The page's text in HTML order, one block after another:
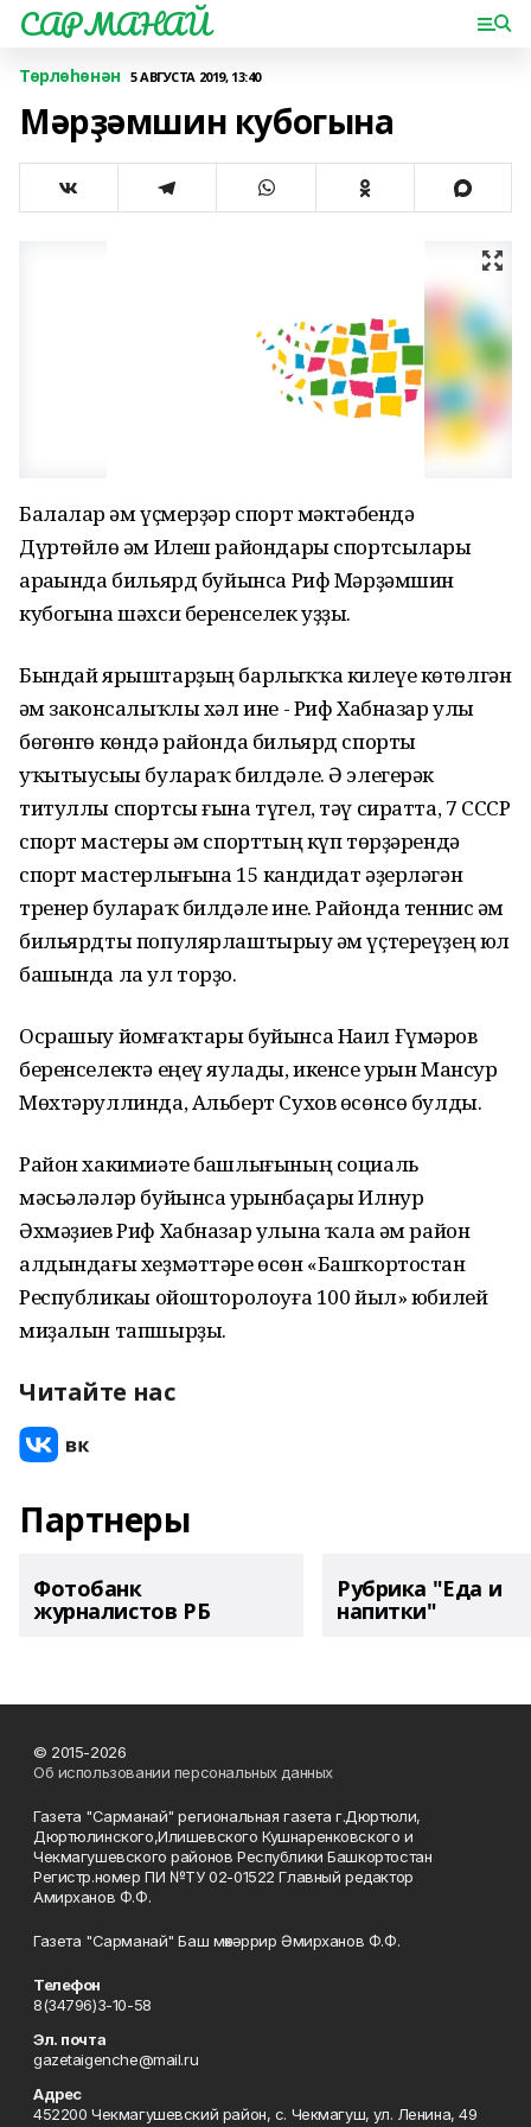
САРМАНАЙ
Төрлөһөнән 5 АВГУСТА 2019, 13:40
Мәрҙәмшин кубогына
Балалар һәм үҫмерҙәр спорт мәктәбендә
Дүртөйлө һәм Илеш райондары спортсылары
араһында бильярд буйынса Риф Мәрҙәмшин
кубогына шәхси беренселек уҙҙы.
Бындай ярыштарҙың барлыҡҡа килеүе көтөлгән
һәм законсалыҡлы хәл ине - Риф Хабназар улы
бөгөнгө көндә районда бильярд спорты
уҡытыусыһы булараҡ билдәле. Ә элегерәк
титуллы спортсы ғына түгел, тәү сиратта, 7 СССР
спорт мастеры һәм спорттың күп төрҙәрендә
спорт мастерлығына 15 кандидат әҙерләгән
тренер булараҡ билдәле ине. Районда теннис һәм
бильярдты популярлаштырыу һәм үҫтереүҙең юл
башында ла ул торҙо.
Осрашыу йомғаҡтары буйынса Наил Ғүмәров
беренселектә еңеү яулады, икенсе урын Мансур
Мөхтәруллинда, Альберт Сухов өсөнсө булды.
Район хакимиәте башлығының социаль
мәсьәләләр буйынса урынбаҫары Илнур
Әхмәҙиев Риф Хабназар улына ҡала һәм район
алдындағы хеҙмәттәре өсөн «Башҡортостан
Республикаһы ойошторолоуға 100 йыл» юбилей
миҙалын тапшырҙы.
Читайте нас
Партнеры
Фотобанк
журналистов РБ
Рубрика "Еда и
напитки"
© 2015-2026
Об использовании персональных данных
Газета "Сарманай" региональная газета г.Дюртюли,
Дюртюлинского,Илишевского Кушнаренковского и
Чекмагушевского районов Республики Башкортостан
Регистр.номер ПИ №ТУ 02-01522 Главный редактор
Амирханов Ф.Ф.
Газета "Сарманай" Баш мөхәррир Әмирханов Ф.Ф.
Телефон
8(34796)3-10-58
Эл. почта
gazetaigenche@mail.ru
Адрес
452200 Чекмагушевский район, с. Чекмагуш, ул. Ленина, 49